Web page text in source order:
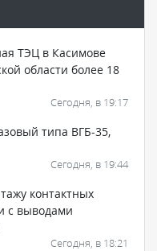
ТЭЦ в Касимове
области более 18
Сегодня, в 19:17
типа ВГБ-35,
Сегодня, в 19:44
контактных
с выводами
Сегодня, в 18:21